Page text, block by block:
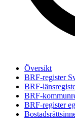
Översikt
BRF-register
BRF-
BRF-
BRF-register